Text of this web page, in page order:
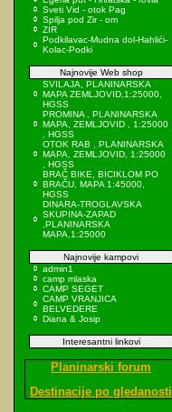
Sveti Vid - otok Pag
Spilja pod Zir - om
ZIR
Podkilavac-Mudna dol-Hahlići-
Kolac-Podki
Najnovije Web shop
SVILAJA, PLANINARSKA
MAPA ZEMLJOVID,1:25000,
HGSS
PROMINA , PLANINARSKA
MAPA, ZEMLJOVID , 1:25000
, HGSS
OTOK RAB , PLANINARSKA
MAPA, ZEMLJOVID, 1:25000
, HGSS
BRAČ BIKE, BICIKLOM PO
BRAČU, MAPA 1:45000,
HGSS
DINARA-TROGLAVSKA
SKUPINA-ZAPAD
,PLANINARSKA
MAPA,1:25000
Najnovije kampovi
admin1
camp mlaska
CAMP SEGET
CAMP VRANJICA
BELVEDERE
Diana & Josip
Interesantni linkovi
Planinarski forum
Destinacije po gledanosti